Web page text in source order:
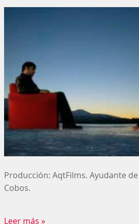
Producción: AqtFilms. Ayudante
Cobos.
Leer más »